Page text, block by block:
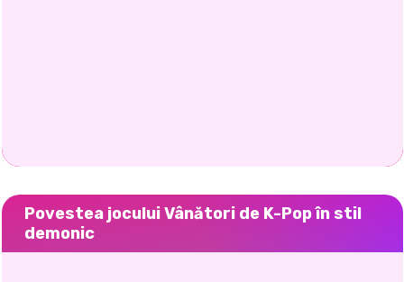
Povestea jocului Vânători de K-Pop în stil
demonic